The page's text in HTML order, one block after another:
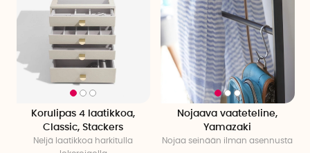
Korulipas 4 laatikkoa,
Classic, Stackers
Neljä laatikkoa harkitulla
Nojaava vaateteline,
Yamazaki
Nojaa seinään ilman asennusta